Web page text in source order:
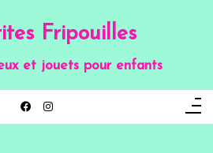
Fripouilles
et jouets pour enfants